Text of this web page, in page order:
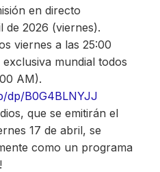
en directo
de 2026 (viernes).
viernes a las 25:00
mundial todos
AM).
dp/B0G4BLNYJJ
que se emitirán el
17 de abril, se
como un programa